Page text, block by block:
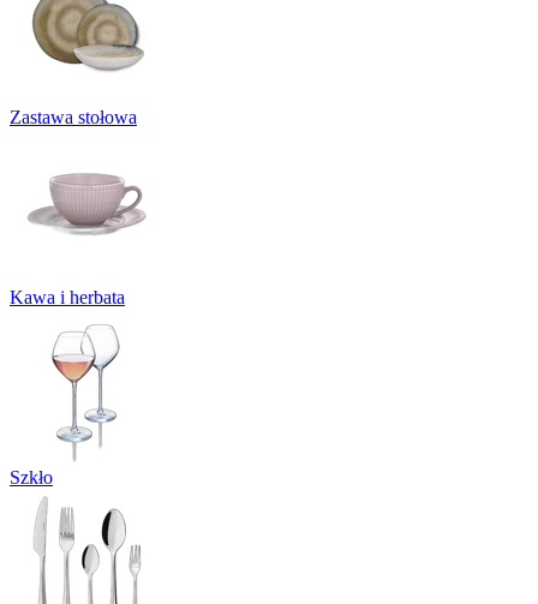
Zastawa stołowa
Kawa i herbata
Szkło